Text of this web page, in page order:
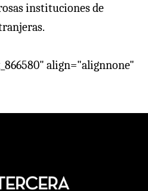
instituciones de
align="alignnone"